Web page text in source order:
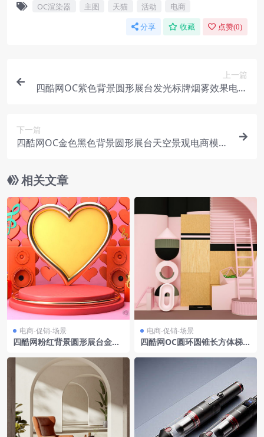
OC渲染器 主图 天猫 活动 电商
分享 收藏 点赞(0)
上一篇
四酷网OC紫色背景圆形展台发光标牌烟雾效果电商
下一篇
四酷网OC金色黑色背景圆形展台天空景观电商模型
相关文章
电商-促销-场景
四酷网粉红背景圆形展台金心
电商-促销-场景
四酷网OC圆环圆锥长方体梯子